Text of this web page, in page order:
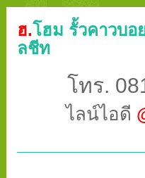
ฮ.โฮม รั้วคาวบอ
ลชีท
โทร.
ไลน์ไอดี